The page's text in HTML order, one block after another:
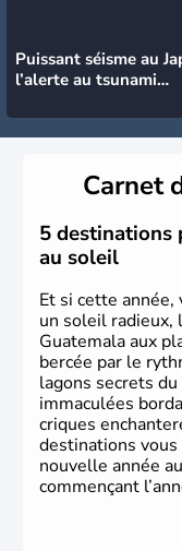
Puissant séisme au
l’alerte au tsunami
Carnet
5 destinations
au soleil
Et si cette
un soleil radieux,
Guatemala aux
bercée par le
lagons secrets
immaculées
criques
destinations
nouvelle année
commençant